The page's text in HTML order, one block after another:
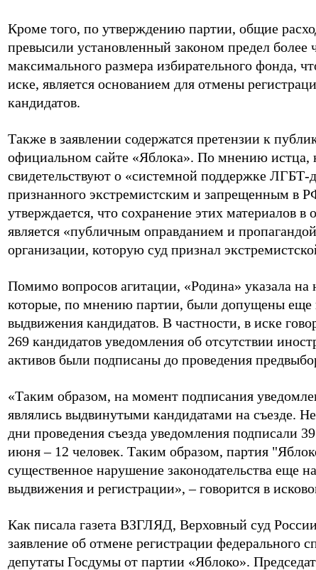
Кроме того, по утверждению партии, общие
превысили установленный законом предел более
максимального размера избирательного фонда,
иске, является основанием для отмены
кандидатов.
Также в заявлении содержатся претензии к
официальном сайте «Яблока». По мнению истца,
свидетельствуют о «системной поддержке ЛГБТ-
признанного экстремистским и запрещенным в
утверждается, что сохранение этих материалов в
является «публичным оправданием и
организации, которую суд признал
Помимо вопросов агитации, «Родина» указала на
которые, по мнению партии, были допущены еще
выдвижения кандидатов. В частности, в иске
269 кандидатов уведомления об отсутствии
активов были подписаны до проведения
«Таким образом, на момент подписания
являлись выдвинутыми кандидатами на съезде.
дни проведения съезда уведомления подписали
июня – 12 человек. Таким образом, партия
существенное нарушение законодательства еще
выдвижения и регистрации», – говорится в
Как писала газета ВЗГЛЯД, Верховный суд
заявление об отмене регистрации федерального
депутаты Госдумы от партии «Яблоко».